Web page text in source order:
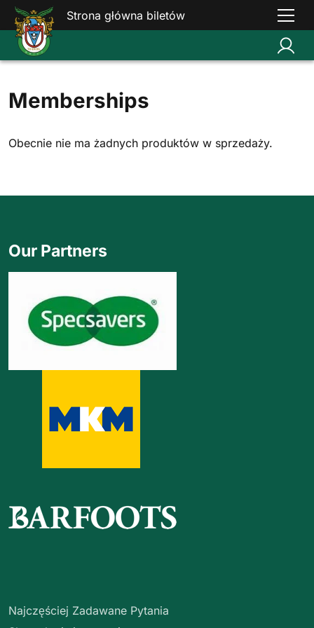
Strona główna biletów
Memberships
Obecnie nie ma żadnych produktów w sprzedaży.
Najczęściej Zadawane Pytania
Our Partners